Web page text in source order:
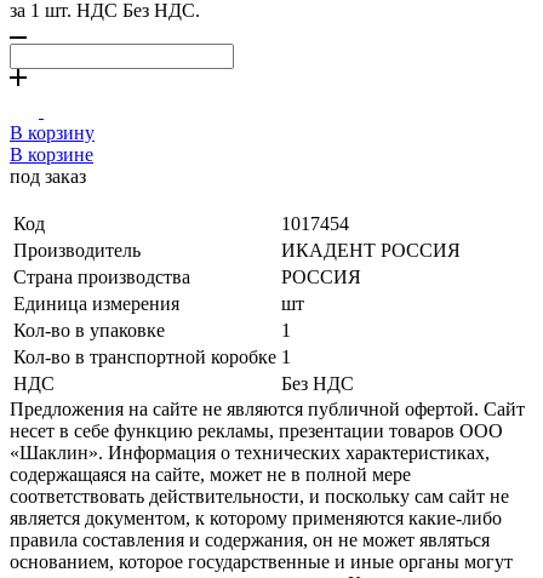
за 1 шт. НДС Без НДС.
В корзину
В корзине
под заказ
Код
1017454
Производитель
ИКАДЕНТ РОССИЯ
Страна производства
РОССИЯ
Единица измерения
шт
Кол-во в упаковке
1
Кол-во в транспортной коробке 1
НДС
Без НДС
Предложения на сайте не являются публичной офертой. Сайт
несет в себе функцию рекламы, презентации товаров ООО
«Шаклин». Информация о технических характеристиках,
содержащаяся на сайте, может не в полной мере
соответствовать действительности, и поскольку сам сайт не
является документом, к которому применяются какие-либо
правила составления и содержания, он не может являться
основанием, которое государственные и иные органы могут